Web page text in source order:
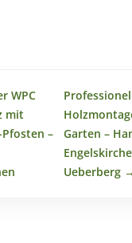
WPC
mit
–
Garten –
Ueberberg →